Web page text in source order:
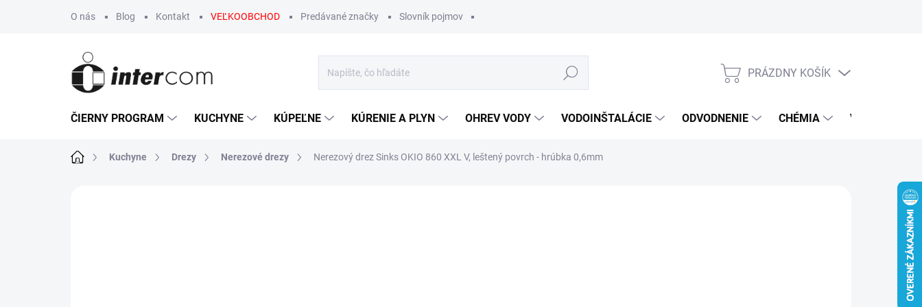
O nás Blog Kontakt VEĽKOOBCHOD Predávané značky Slovník pojmov
Hľadať
NÁKUPNÝ
PRÁZDNY KOŠÍK
ČIERNY PROGRAM KUCHYNE KÚPEĽNE KÚRENIE A PLYN OHREV VODY VODOINŠTALÁCIE ODVODNENIE CHÉMIA VEREJNÝ
DomovKuchyne Drezy Nerezové drezy Nerezový drez Sinks OKIO 860 XXL V, leštený povrch - hrúbka 0,6mm